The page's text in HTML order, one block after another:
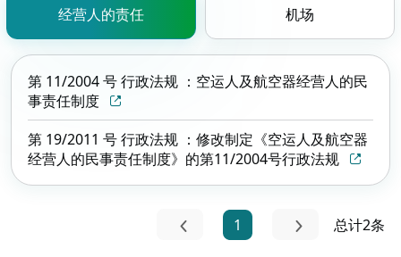
经营人的责任 机场
第 11/2004 号 行政法规 ：空运人及航空器经营人的民
事责任制度
第 19/2011 号 行政法规 ：修改制定《空运人及航空器
经营人的民事责任制度》的第11/2004号行政法规
1 总计2条